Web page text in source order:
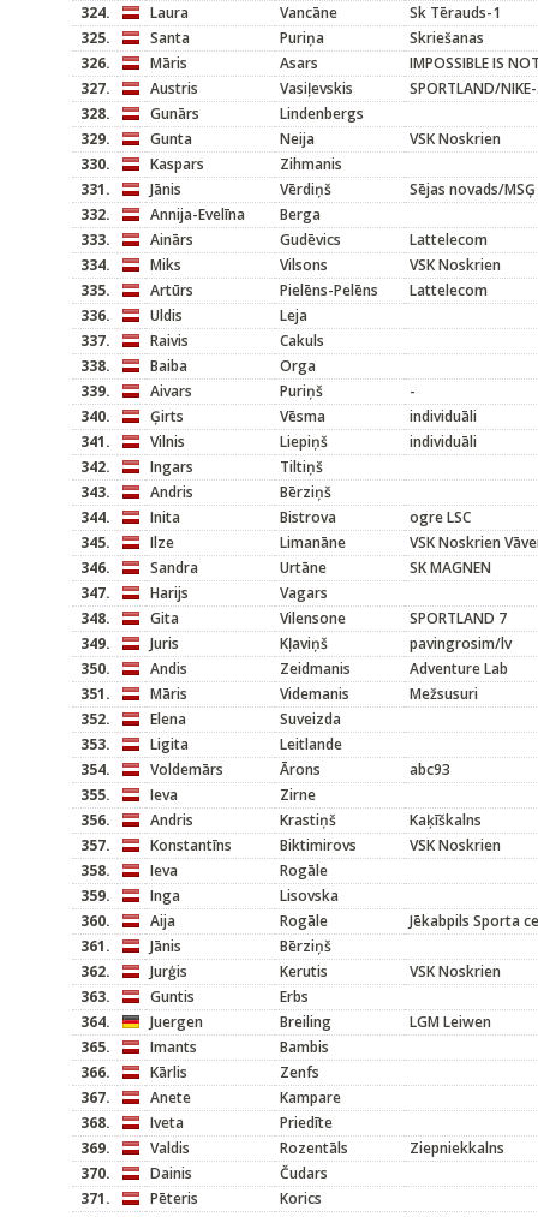
324. Laura Vancāne
Sk Tērauds-1
325.
Santa Puriņa
Skriešanas
326.
Māris Asars
IMPOSSIBLE IS
327.
Austris Vasiļevskis
SPORTLAND/
328.
Gunārs
Lindenbergs
329.
Gunta Neija
VSK Noskrien
330.
Kaspars
Zihmanis
331.
Jānis Vērdiņš
Sējas novads/MSĢ
332.
Annija-Evelīna
Berga
333.
Ainārs Gudēvics
Lattelecom
334.
Miks Vilsons
VSK Noskrien
335.
Artūrs Pielēns-Pelēns
Lattelecom
336.
Uldis
Leja
337.
Raivis
Cakuls
338.
Baiba
Orga
339.
Aivars Puriņš
-
340.
Ģirts Vēsma
individuāli
341.
Vilnis Liepiņš
individuāli
342.
Ingars
Tiltiņš
343.
Andris
Bērziņš
344.
Inita Bistrova
ogre LSC
345.
Ilze Limanāne
VSK Noskrien
346.
Sandra Urtāne
SK MAGNEN
347.
Harijs
Vagars
348.
Gita Vilensone
SPORTLAND 7
349.
Juris Kļaviņš
pavingrosim/lv
350.
Andis Zeidmanis
Adventure Lab
351.
Māris Videmanis
Mežsusuri
352.
Elena
Suveizda
353.
Ligita
Leitlande
354.
Voldemārs Ārons
abc93
355.
Ieva
Zirne
356.
Andris Krastiņš
Kaķīškalns
357.
Konstantīns Biktimirovs
VSK Noskrien
358.
Ieva
Rogāle
359.
Inga
Lisovska
360.
Aija Rogāle
Jēkabpils Sporta
361.
Jānis
Bērziņš
362.
Jurģis Kerutis
VSK Noskrien
363.
Guntis
Erbs
364.
Juergen Breiling
LGM Leiwen
365.
Imants
Bambis
366.
Kārlis
Zenfs
367.
Anete
Kampare
368.
Iveta
Priedīte
369.
Valdis Rozentāls
Ziepniekkalns
370.
Dainis
Čudars
371.
Pēteris
Korics